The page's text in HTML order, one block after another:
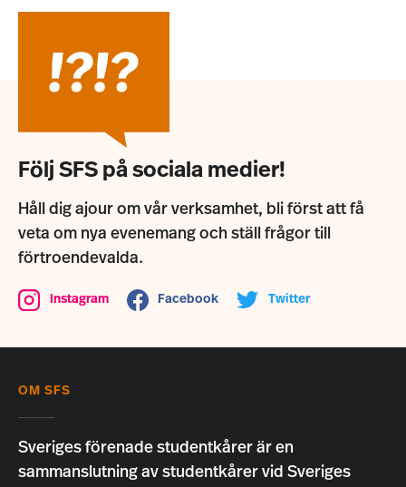
Följ SFS på sociala medier!
Håll dig ajour om vår verksamhet, bli först att få
veta om nya evenemang och ställ frågor till
förtroendevalda.
Instagram Facebook Twitter
OM SFS
Sveriges förenade studentkårer är en
sammanslutning av studentkårer vid Sveriges